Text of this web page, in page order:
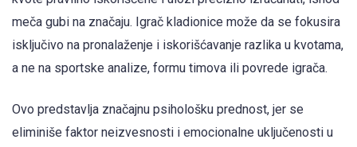
meča gubi na značaju. Igrač kladionice može da se fokusira
isključivo na pronalaženje i iskorišćavanje razlika u kvotama,
a ne na sportske analize, formu timova ili povrede igrača.
Ovo predstavlja značajnu psihološku prednost, jer se
eliminiše faktor neizvesnosti i emocionalne uključenosti u